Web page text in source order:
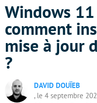
Windows
comment
mise à jour
?
DAVID DOUÏEB
, le 4 septembre